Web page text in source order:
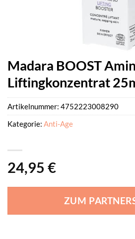
Madara BOOST
Liftingkonzentrat
24,95 €
ZUM
Artikelnummer: 4752223008290
Kategorie: Anti-Age